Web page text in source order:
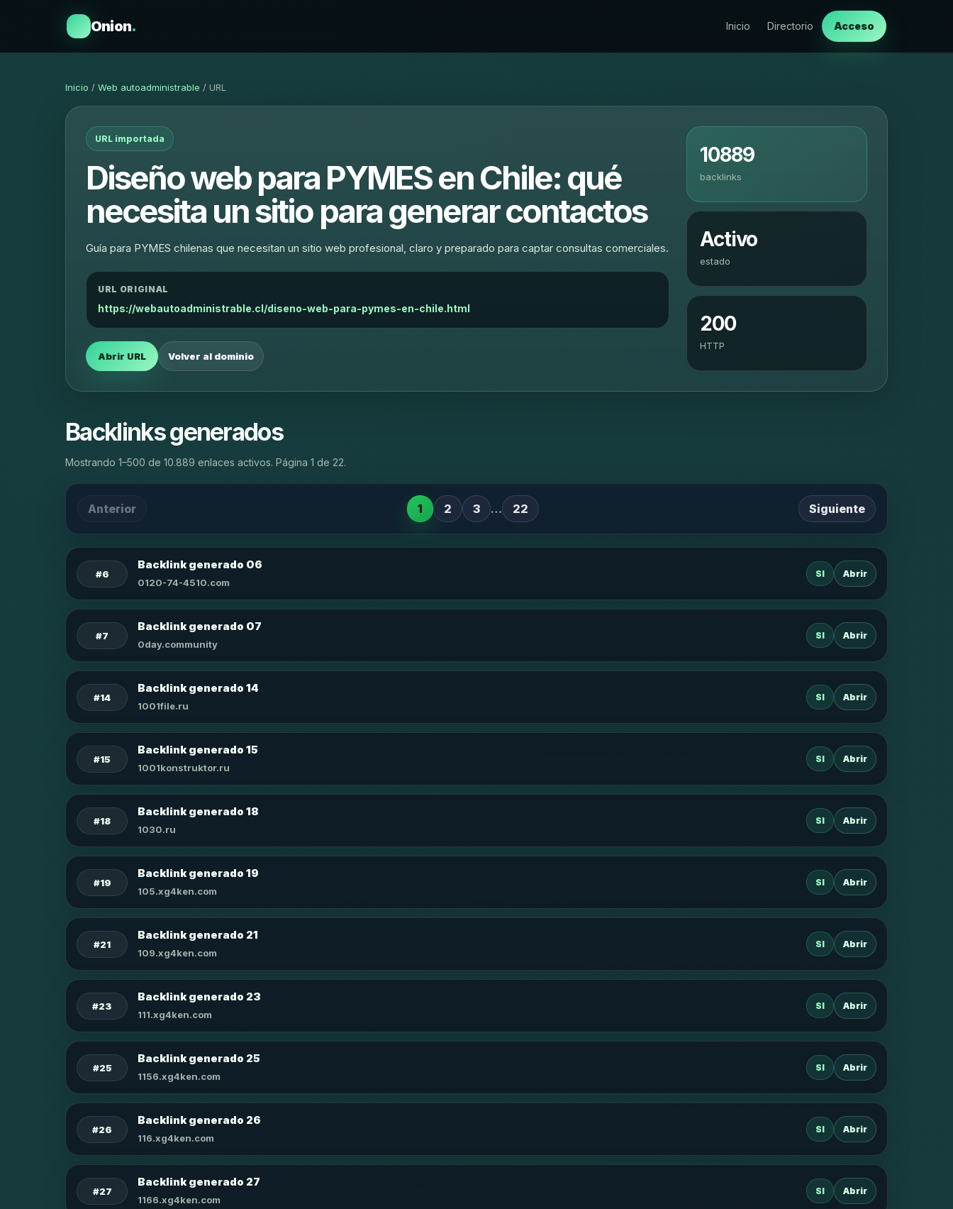
Onion. Inicio Directorio Acceso
Inicio / Web autoadministrable / URL
URL importada
Diseño web para PYMES en Chile: qué
necesita un sitio para generar contactos
Guía para PYMES chilenas que necesitan un sitio web profesional, claro y preparado para captar consultas comerciales.
URL ORIGINAL
https://webautoadministrable.cl/diseno-web-para-pymes-en-chile.html
Abrir URL Volver al dominio
10889
backlinks
Activo
estado
200
HTTP
Backlinks generados
Mostrando 1–500 de 10.889 enlaces activos. Página 1 de 22.
Anterior 1 2 3 … 22 Siguiente
#6
Backlink generado 06
0120-74-4510.com
SI Abrir
#7
Backlink generado 07
0day.community
SI Abrir
#14
Backlink generado 14
1001file.ru
SI Abrir
#15
Backlink generado 15
1001konstruktor.ru
SI Abrir
#18
Backlink generado 18
1030.ru
SI Abrir
#19
Backlink generado 19
105.xg4ken.com
SI Abrir
#21
Backlink generado 21
109.xg4ken.com
SI Abrir
#23
Backlink generado 23
111.xg4ken.com
SI Abrir
#25
Backlink generado 25
1156.xg4ken.com
SI Abrir
#26
Backlink generado 26
116.xg4ken.com
SI Abrir
#27
Backlink generado 27
1166.xg4ken.com
SI Abrir